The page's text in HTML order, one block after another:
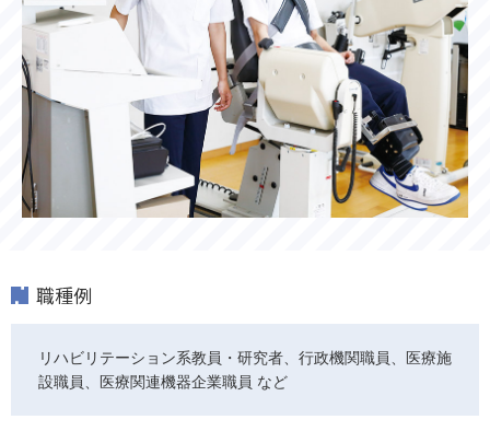
職種例
リハビリテーション系教員・研究者、行政機関職員、医療施
設職員、医療関連機器企業職員 など